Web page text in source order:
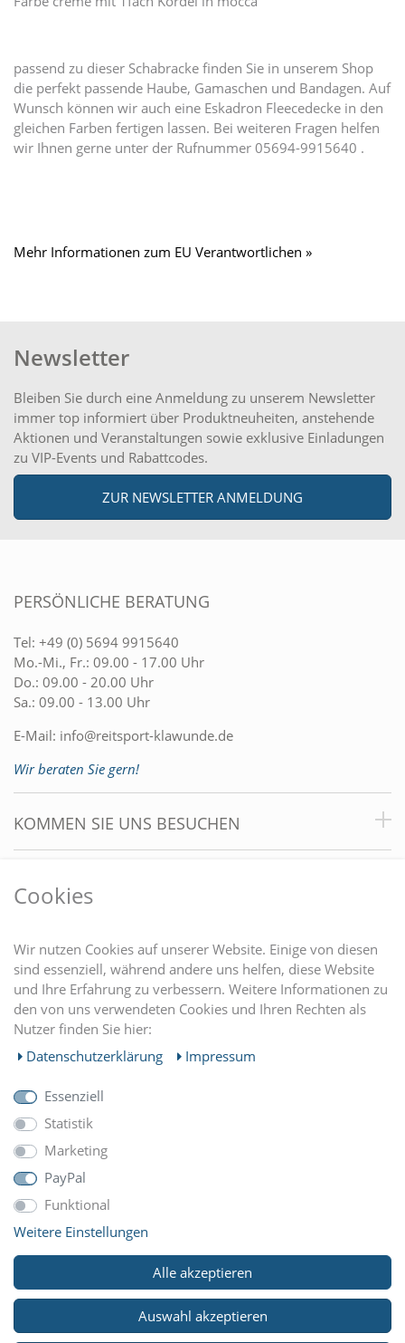
passend zu dieser Schabracke finden Sie in unserem Shop
die perfekt passende Haube, Gamaschen und Bandagen. Auf
Wunsch können wir auch eine Eskadron Fleecedecke in den
gleichen Farben fertigen lassen. Bei weiteren Fragen helfen
wir Ihnen gerne unter der Rufnummer 05694-9915640 .
Mehr Informationen zum EU Verantwortlichen »
Newsletter
Bleiben Sie durch eine Anmeldung zu unserem Newsletter
immer top informiert über Produktneuheiten, anstehende
Aktionen und Veranstaltungen sowie exklusive Einladungen
zu VIP-Events und Rabattcodes.
ZUR NEWSLETTER ANMELDUNG
PERSÖNLICHE BERATUNG
Tel: +49 (0) 5694 9915640
Mo.-Mi., Fr.: 09.00 - 17.00 Uhr
Do.: 09.00 - 20.00 Uhr
Sa.: 09.00 - 13.00 Uhr
E-Mail: info@reitsport-klawunde.de
Wir beraten Sie gern!
KOMMEN SIE UNS BESUCHEN
EINKAUFEN
MEIN KONTO
UNTERNEHMEN
ZAHLUNGARTEN
WIR VERSCHICKEN MIT
Cookies
Wir nutzen Cookies auf unserer Website. Einige von diesen
sind essenziell, während andere uns helfen, diese Website
und Ihre Erfahrung zu verbessern. Weitere Informationen zu
den von uns verwendeten Cookies und Ihren Rechten als
Nutzer finden Sie hier:
Daten­schutz­erklärung
Impressum
Essenziell
Statistik
Marketing
PayPal
Funktional
Weitere Einstellungen
Alle akzeptieren
Auswahl akzeptieren